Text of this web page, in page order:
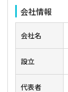
会社情報
会社名
設立
代表者